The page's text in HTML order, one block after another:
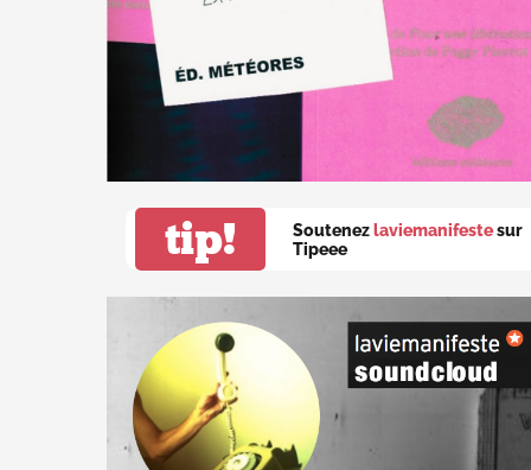
tip! Soutenez laviemanifestesur
Tipeee